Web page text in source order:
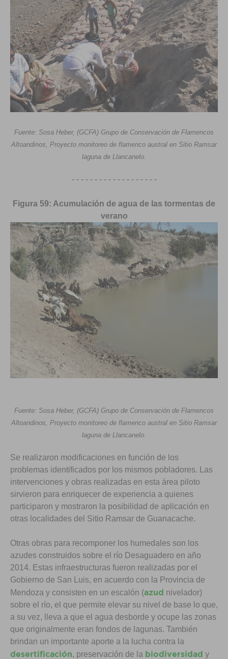
Fuente: Sosa Heber, (GCFA) Grupo de Conservación de Flamencos
Altoandinos, Proyecto monitoreo de flamenco austral en Sitio Ramsar
laguna de Llancanelo.
- - - - - - - - - - - - - - - - - - -
Figura 59: Acumulación de agua de las tormentas de
verano
Fuente: Sosa Heber, (GCFA) Grupo de Conservación de Flamencos
Altoandinos, Proyecto monitoreo de flamenco austral en Sitio Ramsar
laguna de Llancanelo.
Se realizaron modificaciones en función de los
problemas identificados por los mismos pobladores. Las
intervenciones y obras realizadas en esta área piloto
sirvieron para enriquecer de experiencia a quienes
participaron y mostraron la posibilidad de aplicación en
otras localidades del Sitio Ramsar de Guanacache.
Otras obras para recomponer los humedales son los
azudes construidos sobre el río Desaguadero en año
2014. Estas infraestructuras fueron realizadas por el
Gobierno de San Luis, en acuerdo con la Provincia de
Mendoza y consisten en un escalón (azud nivelador)
sobre el río, el que permite elevar su nivel de base lo que,
a su vez, lleva a que el agua desborde y ocupe las zonas
que originalmente eran fondos de lagunas. También
brindan un importante aporte a la lucha contra la
desertificación, preservación de la biodiversidad y